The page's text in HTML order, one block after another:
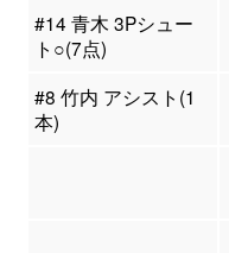
#14 青木 3Pシュー
ト○(7点)
#8 竹内 アシスト(1
本)